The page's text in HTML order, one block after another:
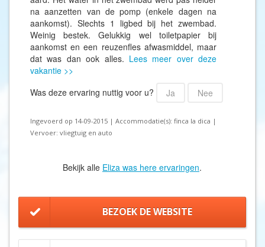
na aanzetten van de pomp (enkele dagen na
aankomst). Slechts 1 ligbed bij het zwembad.
Weinig bestek. Gelukkig wel toiletpapier bij
aankomst en een reuzenfles afwasmiddel, maar
dat was dan ook alles. Lees meer over deze
vakantie >>
Was deze ervaring nuttig voor u?
Ja Nee
Ingevoerd op 14-09-2015 | Accommodatie(s): finca la dica |
Vervoer: vliegtuig en auto
Bekijk alle Eliza was here ervaringen.
BEZOEK DE WEBSITE